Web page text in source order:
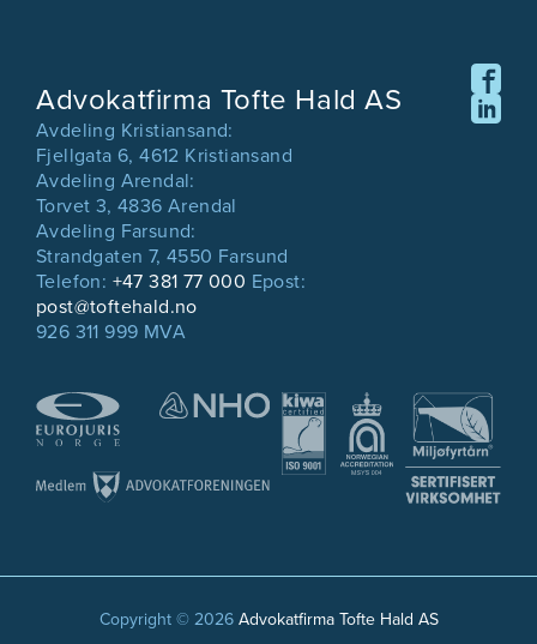
Advokatfirma Tofte Hald AS
Avdeling Kristiansand:
Fjellgata 6, 4612 Kristiansand
Avdeling Arendal:
Torvet 3, 4836 Arendal
Avdeling Farsund:
Strandgaten 7, 4550 Farsund
Telefon: +47 381 77 000 Epost:
post@toftehald.no
926 311 999 MVA
Copyright © 2026Advokatfirma Tofte Hald AS